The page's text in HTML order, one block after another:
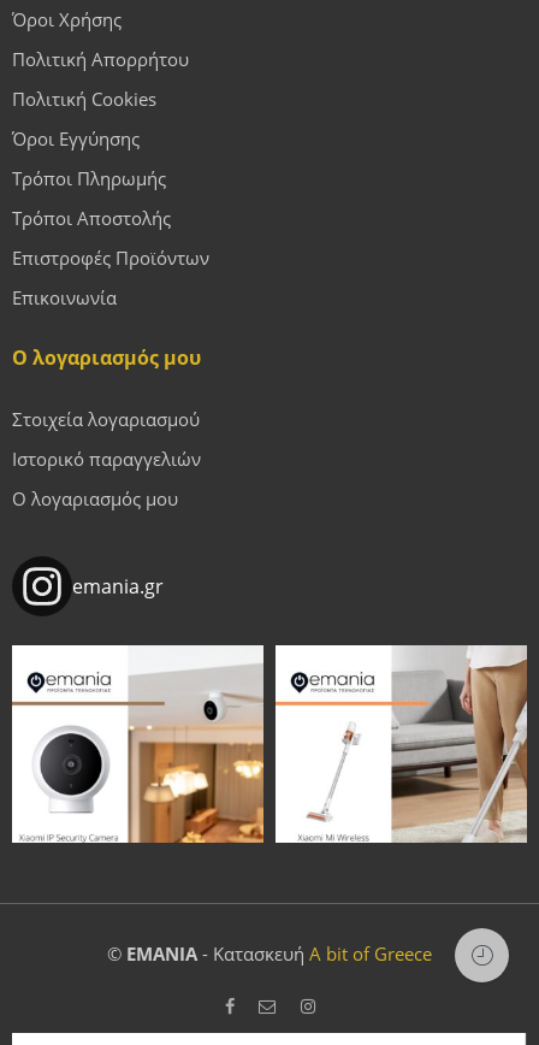
Όροι Χρήσης
Πολιτική Απορρήτου
Πολιτική Cookies
Όροι Εγγύησης
Τρόποι Πληρωμής
Τρόποι Αποστολής
Επιστροφές Προϊόντων
Επικοινωνία
Ο λογαριασμός μου
Στοιχεία λογαριασμού
Ιστορικό παραγγελιών
Ο λογαριασμός μου
emania.gr
© EMANIA- Κατασκευή A bit of Greece